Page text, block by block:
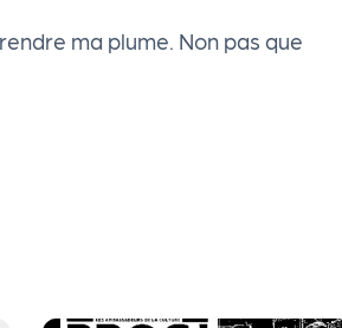
ma plume. Non pas que